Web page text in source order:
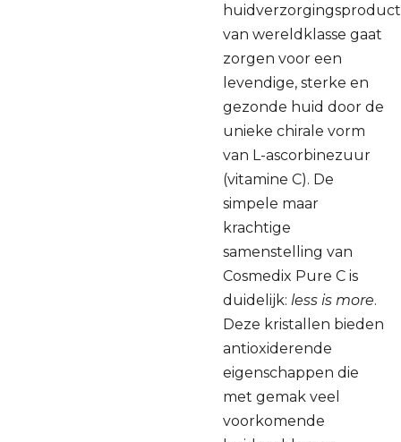
huidverzorgingsproduct
van wereldklasse gaat
zorgen voor een
levendige, sterke en
gezonde huid door de
unieke chirale vorm
van L-ascorbinezuur
(vitamine C). De
simpele maar
krachtige
samenstelling van
Cosmedix Pure C is
duidelijk: less is more.
Deze kristallen bieden
antioxiderende
eigenschappen die
met gemak veel
voorkomende